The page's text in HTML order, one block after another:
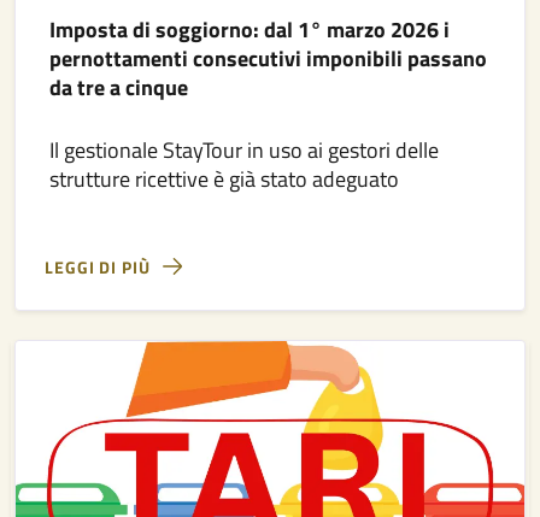
Imposta di soggiorno: dal 1° marzo 2026 i
pernottamenti consecutivi imponibili passano
da tre a cinque
Il gestionale StayTour in uso ai gestori delle
strutture ricettive è già stato adeguato
LEGGI DI PIÙ